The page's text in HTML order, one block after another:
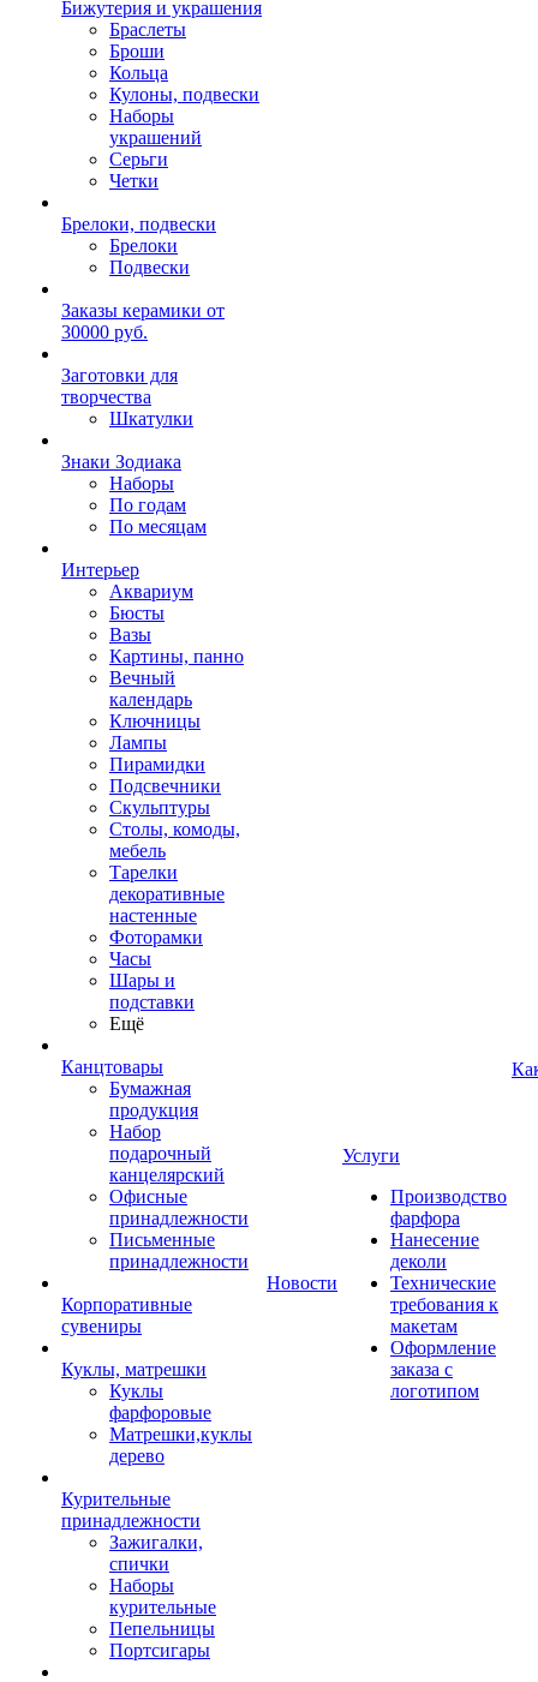
Бижутерия и украшения
Браслеты
Броши
Кольца
Кулоны, подвески
Наборы
украшений
Серьги
Четки
Брелоки, подвески
Брелоки
Подвески
Заказы керамики от
30000 руб.
Заготовки для
творчества
Шкатулки
Знаки Зодиака
Наборы
По годам
По месяцам
Интерьер
Аквариум
Бюсты
Вазы
Картины, панно
Вечный
календарь
Ключницы
Лампы
Пирамидки
Подсвечники
Скульптуры
Столы, комоды,
мебель
Тарелки
декоративные
настенные
Фоторамки
Часы
Шары и
подставки
Ещё
Канцтовары
Бумажная
продукция
Набор
подарочный
канцелярский
Офисные
принадлежности
Письменные
принадлежности
Корпоративные
сувениры
Куклы, матрешки
Куклы
фарфоровые
Матрешки,куклы
дерево
Курительные
принадлежности
Зажигалки,
спички
Наборы
курительные
Пепельницы
Портсигары
Новости
Услуги
Производство
фарфора
Нанесение
деколи
Технические
требования к
макетам
Оформление
заказа с
логотипом